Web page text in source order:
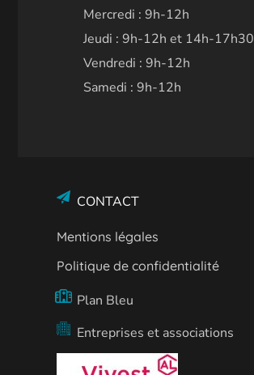
Mercredi : 9h-12h
Jeudi : 9h-12h et 14h-17h30
Vendredi : 9h-12h
Samedi : 9h-12h
CONTACT
Mentions légales
Politique de confidentialité
Plan Bleu
Entreprises et associations